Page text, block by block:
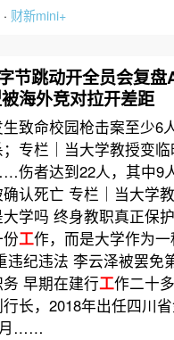
财新mini+
节跳动开全员会复盘
海外竞对拉开差距
致命校园枪击案至少6
专栏｜当大学教授变临
伤者达到22人，其中9
认死亡 专栏｜当大学
学吗 终身教职真正保
工作，而是大学作为
违纪违法 李云泽被罢免
早期在建行工作二十
长，2018年出任四川
月……